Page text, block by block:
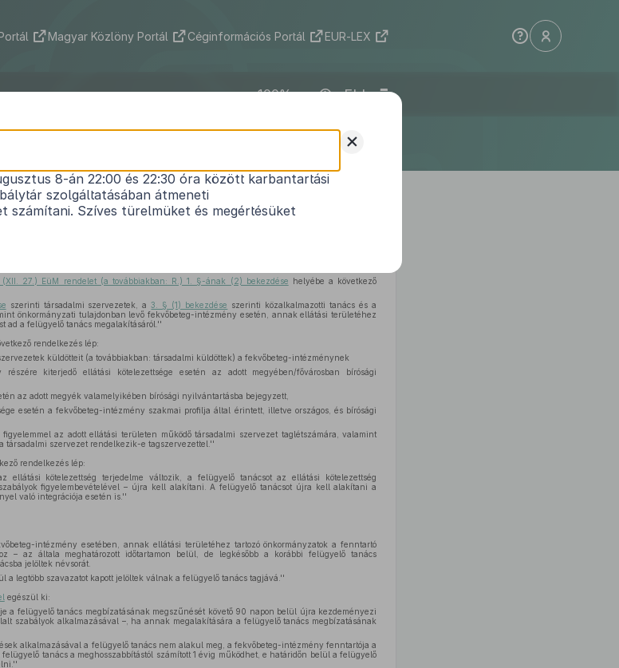
Magyar Közlöny Portál Céginformációs Portál EUR-LEX
ELI
(X. 1.) EüM rendelet
szóló23/1998. (XII. 27.) EüM rendeletmódosításáról
Közlönyállapot 1999. 10. 15.
(XII. 27.) EüM rendelet (a továbbiakban: R.) 1. §-ának (2) bekezdése helyébe a következő
szerinti társadalmi szervezetek, a3. § (1) bekezdése szerinti közalkalmazotti tanács és a
önkormányzati tulajdonban levő fekvőbeteg-intézmény esetén, annak ellátási területéhez
ad a felügyelő tanács megalakításáról.''
rendelkezés lép:
küldötteit (a továbbiakban: társadalmi küldöttek) a fekvőbeteg-intézménynek
kiterjedő ellátási kötelezettsége esetén az adott megyében/fővárosban bírósági
az adott megyék valamelyikében bírósági nyilvántartásba bejegyzett,
esetén a fekvőbeteg-intézmény szakmai profilja által érintett, illetve országos, és bírósági
az adott ellátási területen működő társadalmi szervezet taglétszámára, valamint
szervezet rendelkezik-e tagszervezettel.''
rendelkezés lép:
ellátási kötelezettség terjedelme változik, a felügyelő tanácsot az ellátási kötelezettség
figyelembevételével – újra kell alakítani. A felügyelő tanácsot újra kell alakítani a
való integrációja esetén is.''
intézmény esetében, annak ellátási területéhez tartozó önkormányzatok a fenntartó
– az általa meghatározott időtartamon belül, de legkésőbb a korábbi felügyelő tanács
jelöltek névsorát.
a legtöbb szavazatot kapott jelöltek válnak a felügyelő tanács tagjává.''
egészül ki:
a felügyelő tanács megbízatásának megszűnését követő 90 napon belül újra kezdeményezi
szabályok alkalmazásával –, ha annak megalakítására a felügyelő tanács megbízatásának
alkalmazásával a felügyelő tanács nem alakul meg, a fekvőbeteg-intézmény fenntartója a
tanács a meghosszabbítástól számított 1 évig működhet, e határidőn belül a felügyelő
+
8-án 22:00 és 22:30 óra között karbantartási
szolgáltatásában átmeneti
számítani. Szíves türelmüket és megértésüket